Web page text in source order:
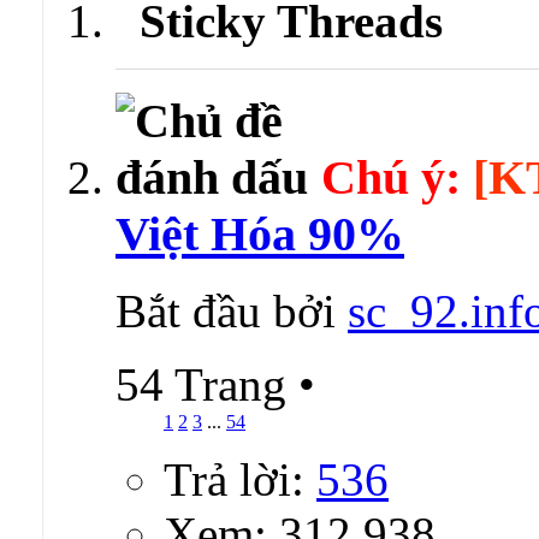
Sticky Threads
Chú ý:
Việt Hóa 90%
Bắt đầu bởi
54 Trang •
1 2 3 ... 54
Trả lời: 536